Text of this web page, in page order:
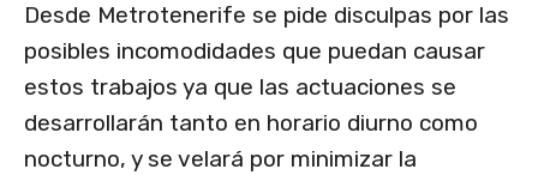
Desde Metrotenerife se pide disculpas por las
posibles incomodidades que puedan causar
estos trabajos ya que las actuaciones se
desarrollarán tanto en horario diurno como
nocturno, y se velará por minimizar la